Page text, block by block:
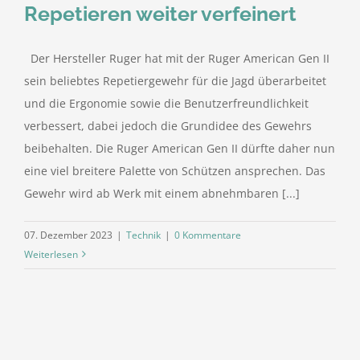
Repetieren weiter verfeinert
Der Hersteller Ruger hat mit der Ruger American Gen II
sein beliebtes Repetiergewehr für die Jagd überarbeitet
und die Ergonomie sowie die Benutzerfreundlichkeit
verbessert, dabei jedoch die Grundidee des Gewehrs
beibehalten. Die Ruger American Gen II dürfte daher nun
eine viel breitere Palette von Schützen ansprechen. Das
Gewehr wird ab Werk mit einem abnehmbaren [...]
07. Dezember 2023 | Technik | 0 Kommentare
Weiterlesen